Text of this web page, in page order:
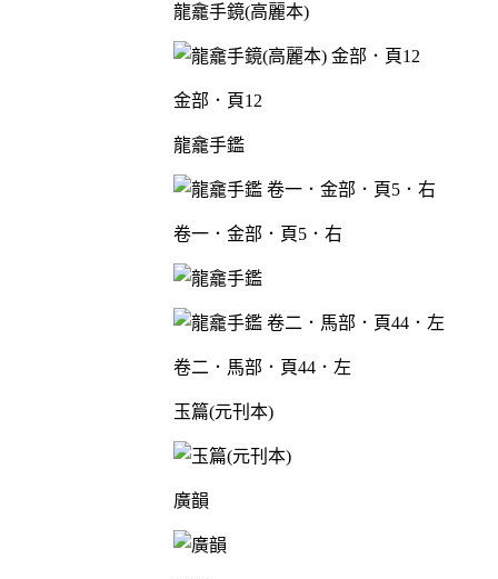
龍龕手鏡(高麗本)
金部．頁12
龍龕手鑑
卷一．金部．頁5．右
卷二．馬部．頁44．左
玉篇(元刊本)
廣韻